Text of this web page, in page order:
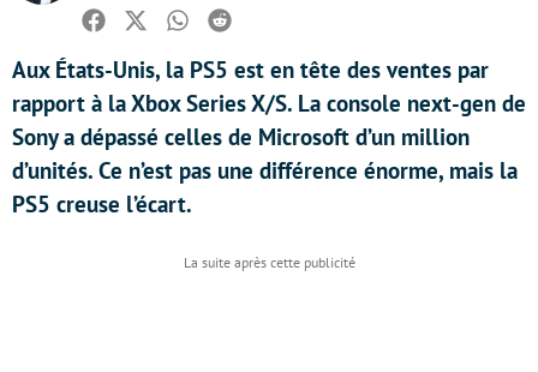
Facebook
TwitterWhatsapp
Reddit
Aux États-Unis, la PS5 est en tête des ventes par
rapport à la Xbox Series X/S. La console next-gen de
Sony a dépassé celles de Microsoft d’un million
d’unités. Ce n’est pas une différence énorme, mais la
PS5 creuse l’écart.